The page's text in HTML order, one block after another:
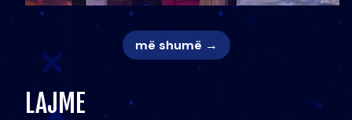
më shumë →
LAJME